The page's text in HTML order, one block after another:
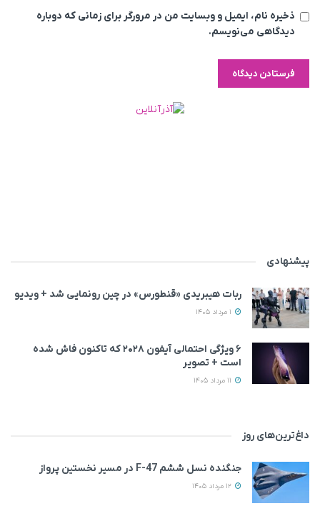
ذخیره نام، ایمیل و وبسایت من در مرورگر برای زمانی که دوباره
دیدگاهی می‌نویسم.
پیشنهادی
ربات هیبریدی «قنطورس» در چین رونمایی شد + ویدیو
۶ ویژگی احتمالی آیفون ۲۰۲۸ که تاکنون فاش شده
است + تصویر
داغ‌ترین‌های روز
جنگنده نسل ششم F-47 در مسیر نخستین پرواز